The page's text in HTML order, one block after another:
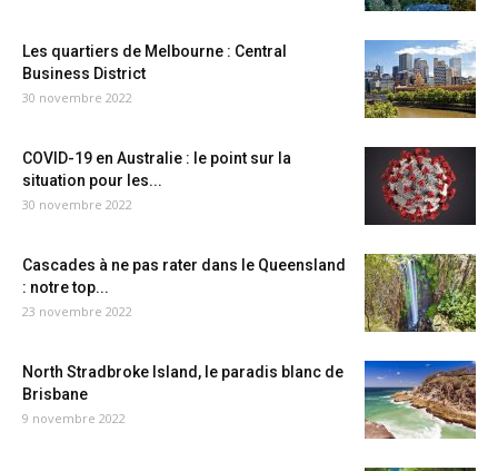
Les quartiers de Melbourne : Central
Business District
30 novembre 2022
COVID-19 en Australie : le point sur la
situation pour les...
30 novembre 2022
Cascades à ne pas rater dans le Queensland
: notre top...
23 novembre 2022
North Stradbroke Island, le paradis blanc de
Brisbane
9 novembre 2022